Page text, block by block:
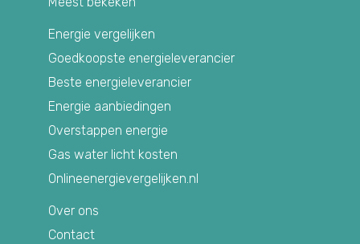
Energie vergelijken
Goedkoopste energieleverancier
Beste energieleverancier
Energie aanbiedingen
Overstappen energie
Gas water licht kosten
Onlineenergievergelijken.nl
Over ons
Contact